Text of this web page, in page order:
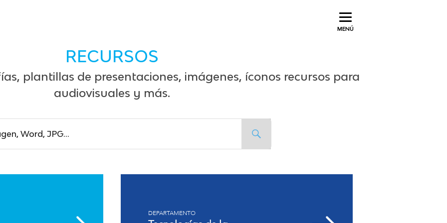
MENÚ
RECURSOS
plantillas de presentaciones, imágenes, íconos recursos para
audiovisuales y más.
DEPARTAMENTO